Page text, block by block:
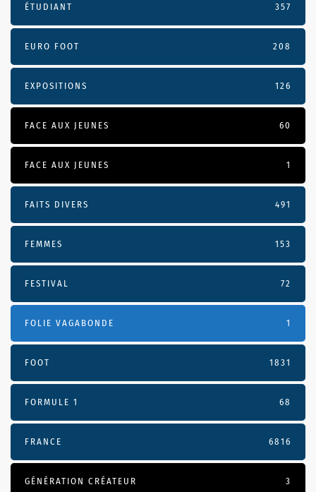
ÉTUDIANT 357
EURO FOOT 208
EXPOSITIONS 126
FACE AUX JEUNES 60
FACE AUX JEUNES 1
FAITS DIVERS 491
FEMMES 153
FESTIVAL 72
FOLIE VAGABONDE 1
FOOT 1831
FORMULE 1 68
FRANCE 6816
GÉNÉRATION CRÉATEUR 3